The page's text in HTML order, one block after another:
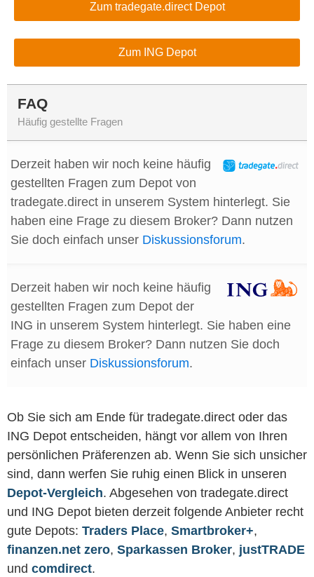
Zum tradegate.direct Depot
Zum ING Depot
FAQ
Häufig gestellte Fragen
Derzeit haben wir noch keine häufig
gestellten Fragen zum Depot von
tradegate.direct in unserem System hinterlegt. Sie
haben eine Frage zu diesem Broker? Dann nutzen
Sie doch einfach unser Diskussionsforum.
Derzeit haben wir noch keine häufig
gestellten Fragen zum Depot der
ING in unserem System hinterlegt. Sie haben eine
Frage zu diesem Broker? Dann nutzen Sie doch
einfach unser Diskussionsforum.
Ob Sie sich am Ende für tradegate.direct oder das
ING Depot entscheiden, hängt vor allem von Ihren
persönlichen Präferenzen ab. Wenn Sie sich unsicher
sind, dann werfen Sie ruhig einen Blick in unseren
Depot-Vergleich. Abgesehen von tradegate.direct
und ING Depot bieten derzeit folgende Anbieter recht
gute Depots: Traders Place, Smartbroker+,
finanzen.net zero, Sparkassen Broker, justTRADE
und comdirect.